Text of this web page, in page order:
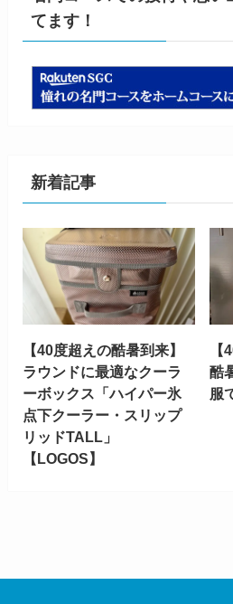
てます！
新着記事
【40度超えの酷暑到来】
ラウンドに最適なクーラ
ーボックス「ハイパー氷
点下クーラー・スリップ
リッドTALL」
【LOGOS】
酷
服